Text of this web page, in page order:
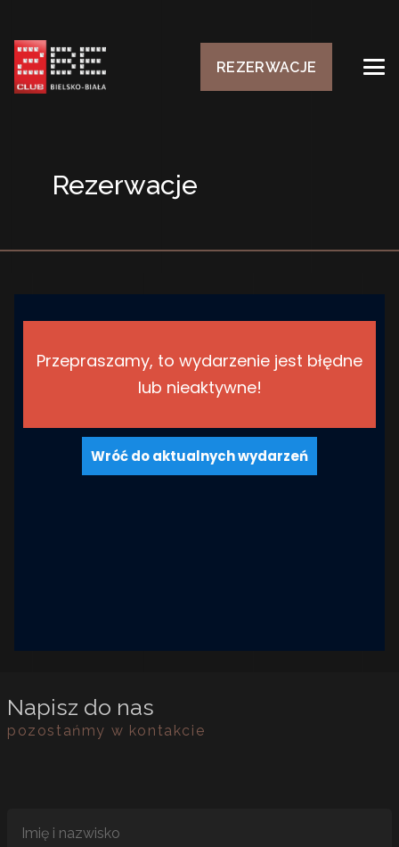
REZERWACJE
Rezerwacje
Przepraszamy, to wydarzenie jest błędne
lub nieaktywne!
Wróć do aktualnych wydarzeń
Napisz do nas
pozostańmy w kontakcie